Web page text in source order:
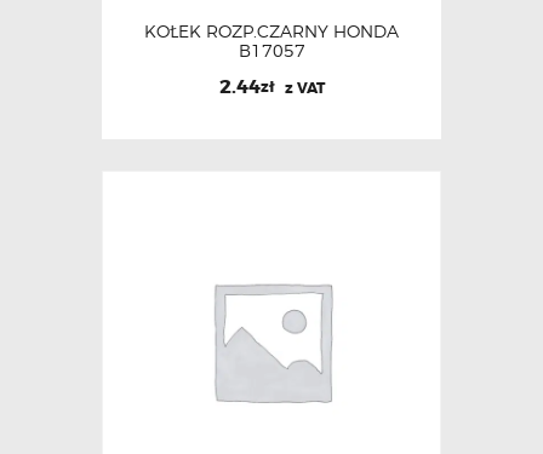
KOŁEK ROZP.CZARNY HONDA
B17057
2.44zł z VAT